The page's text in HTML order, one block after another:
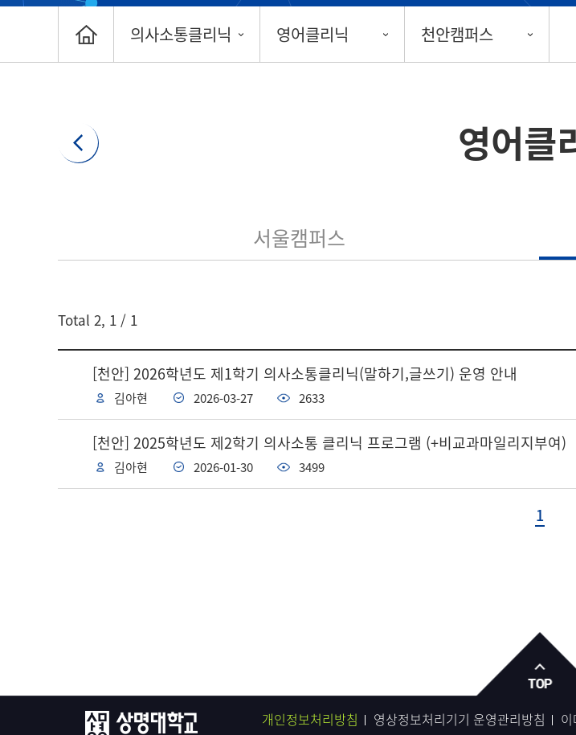
의사소통클리닉 영어클리닉 천안캠퍼스
영어클
서울캠퍼스
Total 2, 1 / 1
[천안] 2026학년도 제1학기 의사소통클리닉(말하기,글쓰기) 운영 안내
김아현 2026-03-27 2633
[천안] 2025학년도 제2학기 의사소통 클리닉 프로그램 (+비교과마일리지부여)
김아현 2026-01-30 3499
1
개인정보처리방침 영상정보처리기기 운영관리방침